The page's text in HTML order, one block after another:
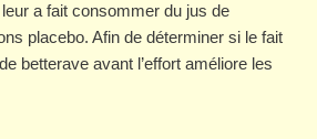
a fait consommer du jus de
placebo. Afin de déterminer si le fait
betterave avant l’effort améliore les